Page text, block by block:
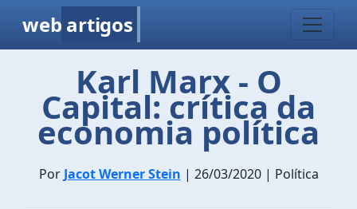
web artigos
Karl Marx - O
Capital: crítica da
economia política
Por Jacot Werner Stein | 26/03/2020 | Política